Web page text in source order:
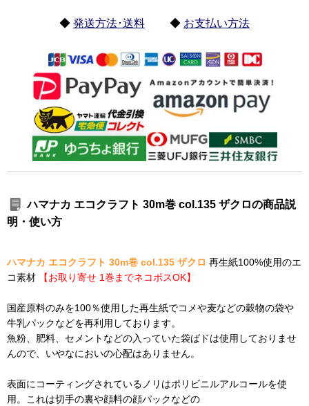
◆ 発送方法･送料 ◆ お支払い方法
ハマナカ エコクラフト 30m巻 col.135 ザクロの商品説
明・使い方
ハマナカ エコクラフト 30m巻 col.135 ザクロ 再生紙100%使用のエ
コ素材
【お取り寄せ 1巻までネコポスOK】
国産原料のみを100％使用した再生紙でコメや麦などの穀物の袋や
牛乳パックなどを再利用しております。
魚粉、肥料、セメントなどの入っていた袋ばドは使用しておりませ
んので、いやなにおいの心配はありません。
表面にコーティングされているノリはポリビニルアルコールを使
用。これは切手の裏や顔料の顔パックなどの